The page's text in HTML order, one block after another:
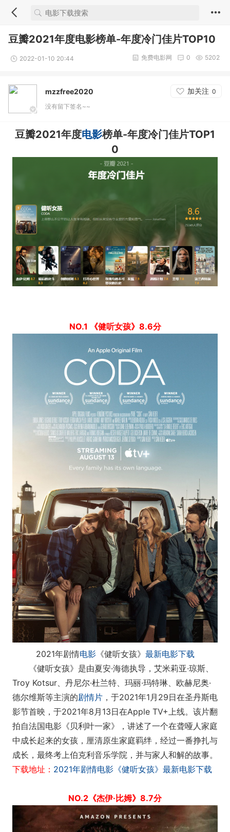
豆瓣2021年度电影榜单-年度冷门佳片TOP10
2022-01-10 20:44 5202
0
免费电影网
mzzfree2020 加关注 0
没有留下签名~~
豆瓣2021年度电影榜单-年度冷门佳片TOP1
0
NO.1 《健听女孩》8.6分
2021年剧情电影《健听女孩》 最新电影下载
《健听女孩》是由夏安·海德执导，艾米莉亚·琼斯、
Troy Kotsur、丹尼尔·杜兰特、玛丽·玛特琳、欧赫尼奥·
德尔维斯等主演的剧情片 ，于2021年1月29日在圣丹斯电
影节首映，于2021年8月13日在Apple TV+上线。该片翻
拍自法国电影《贝利叶一家》，讲述了一个在聋哑人家庭
中成长起来的女孩，厘清原生家庭羁绊，经过一番挣扎与
成长，最终考上伯克利音乐学院，并与家人和解的故事。
下载地址： 2021年剧情电影《健听女孩》最新电影下载
NO.2《杰伊·比姆》8.7分